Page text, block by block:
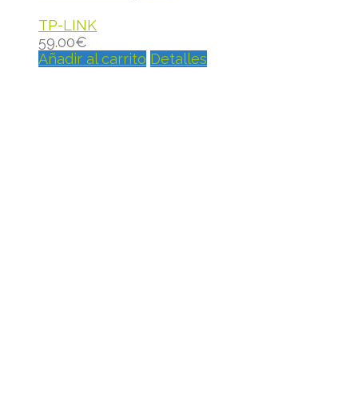
TP-LINK
59.00€
Añadir al carrito Detalles